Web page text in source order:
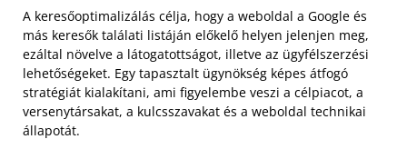
A keresőoptimalizálás célja, hogy a weboldal a Google és
más keresők találati listáján előkelő helyen jelenjen meg,
ezáltal növelve a látogatottságot, illetve az ügyfélszerzési
lehetőségeket. Egy tapasztalt ügynökség képes átfogó
stratégiát kialakítani, ami figyelembe veszi a célpiacot, a
versenytársakat, a kulcsszavakat és a weboldal technikai
állapotát.